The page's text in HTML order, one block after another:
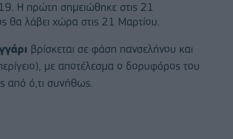
Η πρώτη σημειώθηκε στις 21
θα λάβει χώρα στις 21 Μαρτίου.
βρίσκεται σε φάση πανσελήνου και
με αποτέλεσμα ο δορυφόρος του
από ό,τι συνήθως.